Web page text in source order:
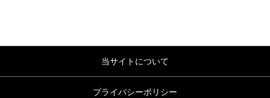
当サイトについて
プライバシーポリシー